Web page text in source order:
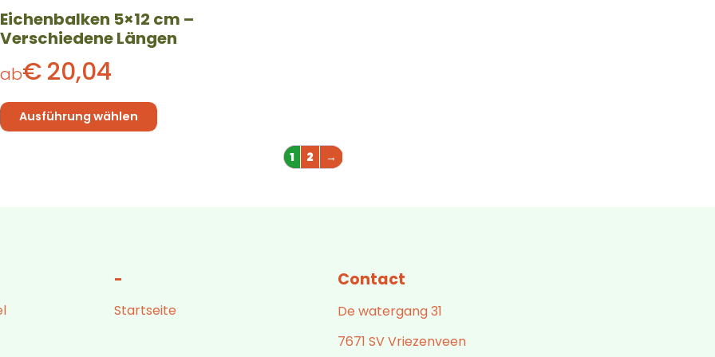
Eichenbalken 5×12 cm –
Verschiedene Längen
ab€20,04
Ausführung wählen
Produktseite
gewählt
werden
1 2 →
-
Startseite
Contact
De watergang 31
7671 SV Vriezenveen